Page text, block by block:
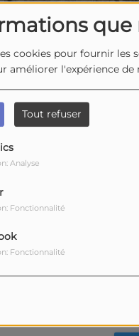
cookies pour fournir les
améliorer l'expérience de
Tout refuser
Analyse
Fonctionnalité
Fonctionnalité